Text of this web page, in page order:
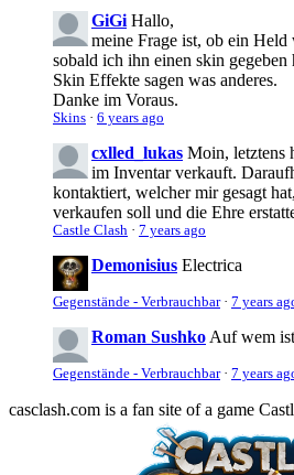
GiGi Hallo,
meine Frage ist, ob ein
sobald ich ihn einen skin gegeben
Skin Effekte sagen was anderes.
Danke im Voraus.
Skins · 6 years ago
cxlled_lukas Moin, letztens
im Inventar verkauft.
kontaktiert, welcher mir gesagt
verkaufen soll und die Ehre
Castle Clash · 7 years ago
Demonisius Electrica
Gegenstände - Verbrauchbar· 7 years
Roman Sushko Auf wem
Gegenstände - Verbrauchbar· 7 years
casclash.com is a fan site of a game